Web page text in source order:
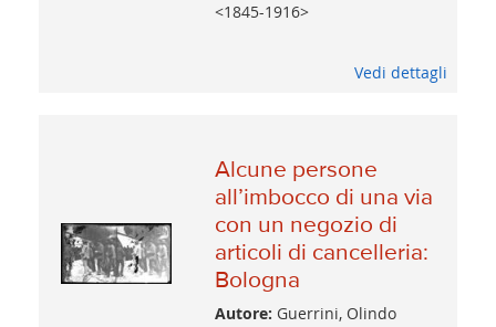
<1845-1916>
Vedi dettagli
Alcune persone
all’imbocco di una via
con un negozio di
articoli di cancelleria:
Bologna
Autore: Guerrini, Olindo